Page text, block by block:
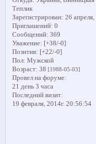
Теплик
Зарегистрирован: 26 апреля,
Приглашений: 0
Сообщений: 369
Уважение: [+38/-0]
Позитив: [+22/-0]
Пол: Мужской
Возраст: 38 [1988-05-03]
Провел на форуме:
21 день 3 часа
Последний визит:
19 февраля, 2014г. 20:56:54